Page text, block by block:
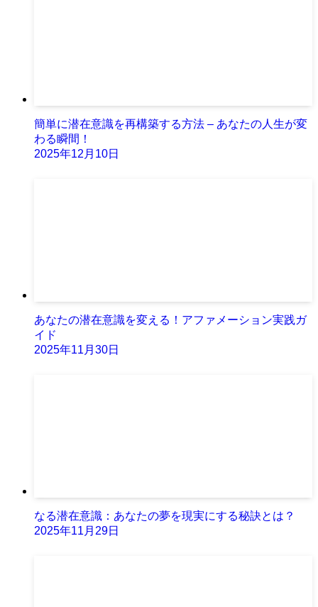
簡単に潜在意識を再構築する方法 – あなたの人生が変
わる瞬間！
2025年12月10日
あなたの潜在意識を変える！アファメーション実践ガ
イド
2025年11月30日
なる潜在意識：あなたの夢を現実にする秘訣とは？
2025年11月29日